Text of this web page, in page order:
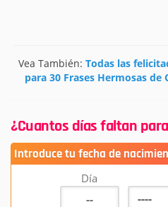
Vea También: Todas las
para 30 Frases Hermosas
¿Cuantos días faltan
Introduce tu fecha de
Día